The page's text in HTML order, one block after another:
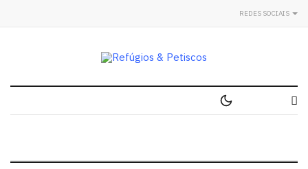
REDES SOCIAIS